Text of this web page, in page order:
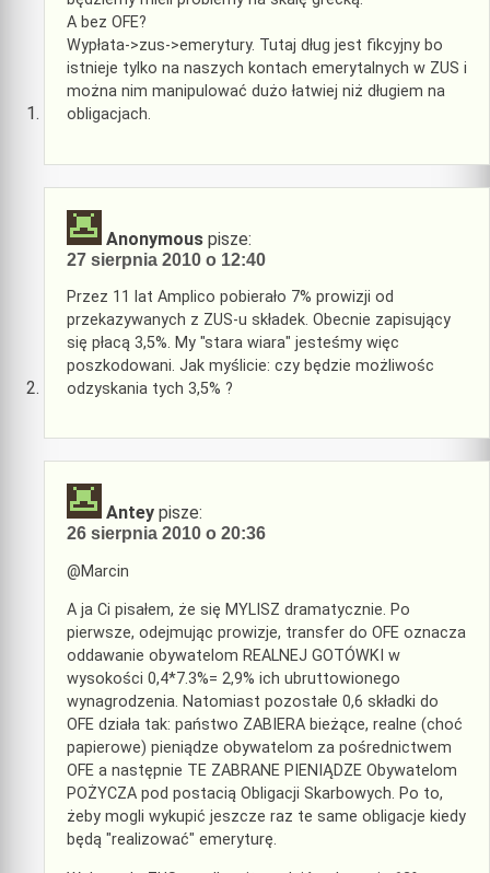
A bez OFE?
Wypłata->zus->emerytury. Tutaj dług jest fikcyjny bo
istnieje tylko na naszych kontach emerytalnych w ZUS i
można nim manipulować dużo łatwiej niż długiem na
obligacjach.
Anonymous pisze:
27 sierpnia 2010 o 12:40
Przez 11 lat Amplico pobierało 7% prowizji od
przekazywanych z ZUS-u składek. Obecnie zapisujący
się płacą 3,5%. My "stara wiara" jesteśmy więc
poszkodowani. Jak myślicie: czy będzie możliwośc
odzyskania tych 3,5% ?
Antey pisze:
26 sierpnia 2010 o 20:36
@Marcin
A ja Ci pisałem, że się MYLISZ dramatycznie. Po
pierwsze, odejmując prowizje, transfer do OFE oznacza
oddawanie obywatelom REALNEJ GOTÓWKI w
wysokości 0,4*7.3%= 2,9% ich ubruttowionego
wynagrodzenia. Natomiast pozostałe 0,6 składki do
OFE działa tak: państwo ZABIERA bieżące, realne (choć
papierowe) pieniądze obywatelom za pośrednictwem
OFE a następnie TE ZABRANE PIENIĄDZE Obywatelom
POŻYCZA pod postacią Obligacji Skarbowych. Po to,
żeby mogli wykupić jeszcze raz te same obligacje kiedy
będą "realizować" emeryturę.